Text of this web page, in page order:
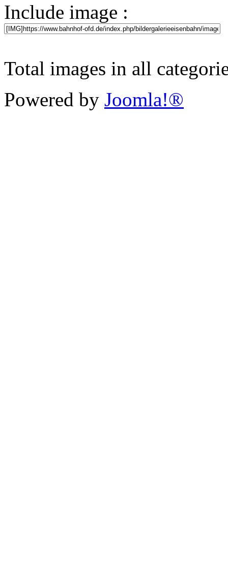
Include image :
Total images in all
Powered by Joomla!®